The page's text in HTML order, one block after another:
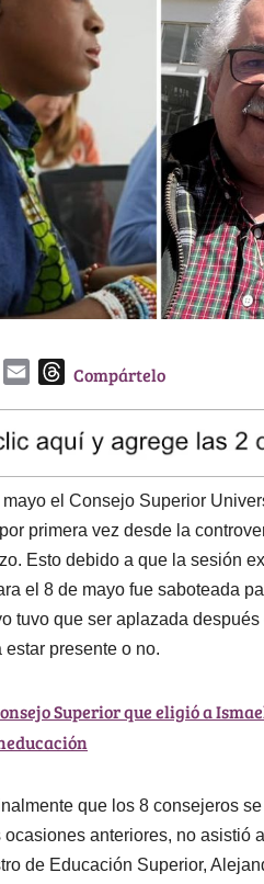
l
T
e
a
d
s
Compártelo
mayo el Consejo Superior
primera vez desde la
Esto debido a que la sesión
el 8 de mayo fue saboteada
tuvo que ser aplazada
presente o no.
Superior que eligió a
que los 8 consejeros
ocasiones anteriores, no asistió
de Educación Superior,